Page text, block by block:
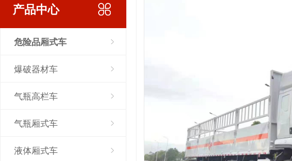
产品中心
危险品厢式车
爆破器材车
气瓶高栏车
气瓶厢式车
液体厢式车